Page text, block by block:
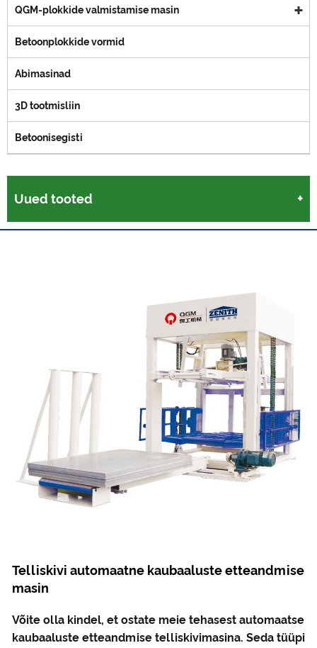
QGM-plokkide valmistamise masin
Betoonplokkide vormid
Abimasinad
3D tootmisliin
Betoonisegisti
Uued tooted
Telliskivi automaatne kaubaaluste etteandmise
masin
Võite olla kindel, et ostate meie tehasest automaatse
kaubaaluste etteandmise telliskivimasina. Seda tüüpi